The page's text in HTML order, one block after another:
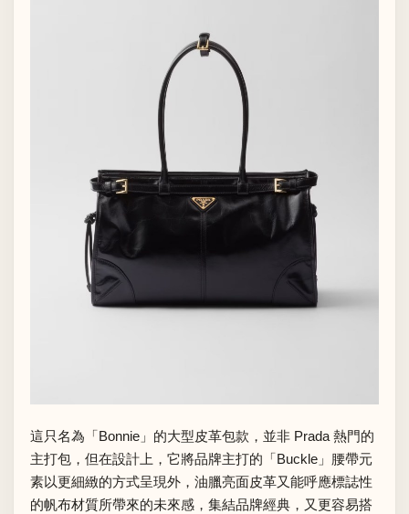
這只名為「Bonnie」的大型皮革包款，並非 Prada 熱門的
主打包，但在設計上，它將品牌主打的「Buckle」腰帶元
素以更細緻的方式呈現外，油臘亮面皮革又能呼應標誌性
的帆布材質所帶來的未來感，集結品牌經典，又更容易搭